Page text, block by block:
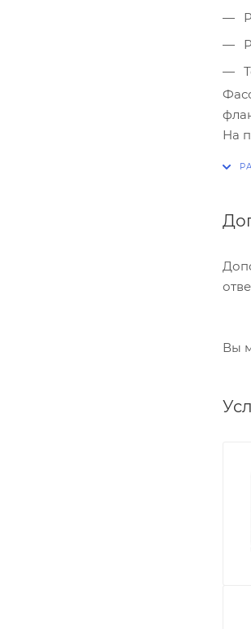
На
400
Вы